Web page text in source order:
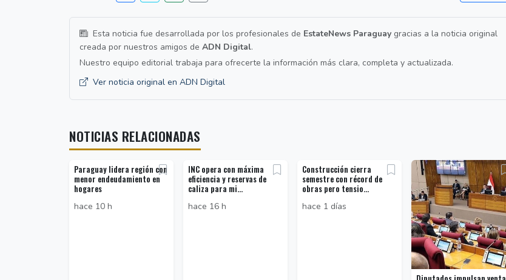
Esta noticia fue desarrollada por los profesionales de EstateNews Paraguay gracias a la noticia original
creada por nuestros amigos de ADN Digital.
Nuestro equipo editorial trabaja para ofrecerte la información más clara, completa y actualizada.
Ver noticia original en ADN Digital
NOTICIAS RELACIONADAS
Paraguay lidera región con
menor endeudamiento en
hogares
hace 10 h
INC opera con máxima
eficiencia y reservas de
caliza para mi...
hace 16 h
Construcción cierra
semestre con récord de
obras pero tensio...
hace 1 días